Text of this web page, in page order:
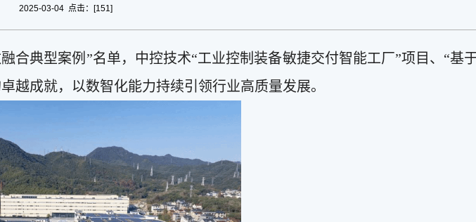
2025-03-04 点击：[151]
合典型案例”名单，中控技术“工业控制装备敏捷交付智能工厂”项目、“基
越成就，以数智化能力持续引领行业高质量发展。